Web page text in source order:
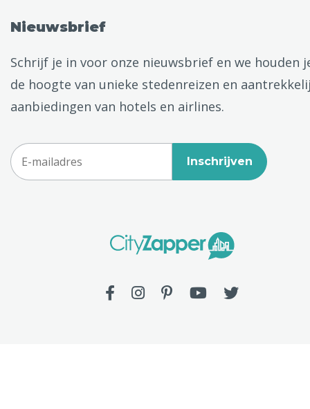
Nieuwsbrief
Schrijf je in voor onze nieuwsbrief en we houden
de hoogte van unieke stedenreizen en
aanbiedingen van hotels en airlines.
Inschrijven